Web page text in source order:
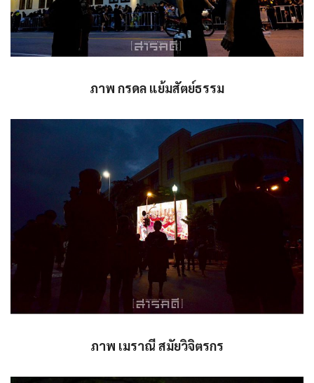
ภาพ กรดล แย้มสัตย์ธรรม
ภาพ เมราณี สมัยวิจิตรกร